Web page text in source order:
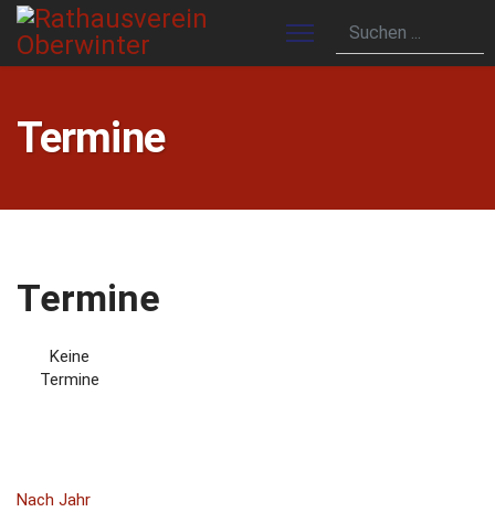
Termine
Termine
Keine
Termine
Nach Jahr